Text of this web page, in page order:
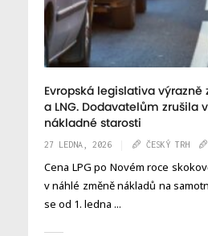
Evropská legislativa výrazně
a LNG. Dodavatelům zrušila
nákladné starosti
27 LEDNA, 2026 ČESKÝ TRH
Cena LPG po Novém roce
v náhlé změně nákladů na
se od 1. ledna ...